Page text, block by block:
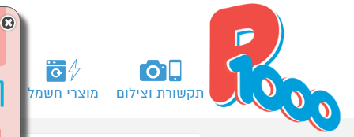
תקשורת וצילום מוצרי חשמל
×